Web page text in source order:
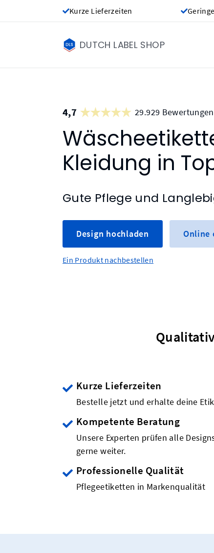
Kurze Lieferzeiten
DUTCH LABEL SHOP
4,7 29.929 Bewertungen
Kleidung in
Gute Pflege und
Design hochladen Online
Ein Produkt nachbestellen
Kurze Lieferzeiten
Bestelle jetzt und erhalte deine
Kompetente Beratung
Unsere Experten prüfen alle
gerne weiter.
Professionelle Qualität
Pflegeetiketten in Markenqualität